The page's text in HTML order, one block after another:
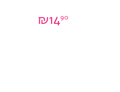
₪1490